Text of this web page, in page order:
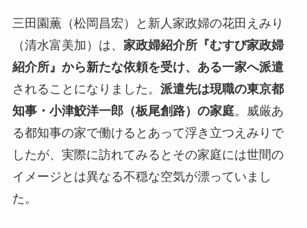
三田園薫（松岡昌宏）と新人家政婦の花田えみり
（清水富美加）は、 家政婦紹介所『むすび家政婦
紹介所』から新たな依頼を受け、ある一家へ派遣
されることになりました。 派遣先は現職の東京都
知事・小津鮫洋一郎（板尾創路）の家庭。威厳あ
る都知事の家で働けるとあって浮き立つえみりで
したが、実際に訪れてみるとその家庭には世間の
イメージとは異なる不穏な空気が漂っていまし
た。